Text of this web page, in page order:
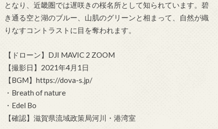
となり、近畿圏では遅咲きの桜名所として知られています。碧
き通る空と湖のブルー、山肌のグリーンと相まって、自然が織
りなすコントラストに目を奪われます。
【ドローン】DJI MAVIC 2 ZOOM
【撮影日】2021年4月1日
【BGM】https://dova-s.jp/
・Breath of nature
・Edel Bo
【確認】滋賀県流域政策局河川・港湾室